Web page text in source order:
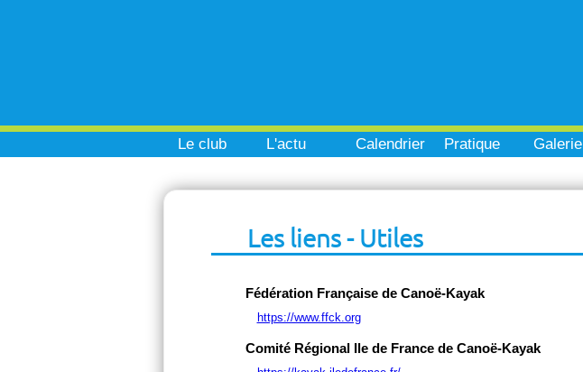
Le club L'actu Calendrier Pratique Galerie
Les liens - Utiles
Fédération Française de Canoë-Kayak
https://www.ffck.org
Comité Régional Ile de France de Canoë-Kayak